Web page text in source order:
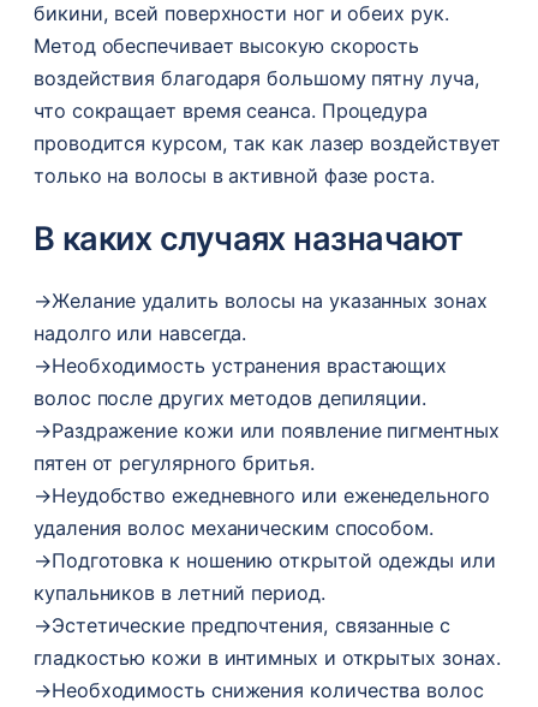
бикини, всей поверхности ног и обеих рук.
Метод обеспечивает высокую скорость
воздействия благодаря большому пятну луча,
что сокращает время сеанса. Процедура
проводится курсом, так как лазер воздействует
только на волосы в активной фазе роста.
В каких случаях назначают
→Желание удалить волосы на указанных зонах
надолго или навсегда.
→Необходимость устранения врастающих
волос после других методов депиляции.
→Раздражение кожи или появление пигментных
пятен от регулярного бритья.
→Неудобство ежедневного или еженедельного
удаления волос механическим способом.
→Подготовка к ношению открытой одежды или
купальников в летний период.
→Эстетические предпочтения, связанные с
гладкостью кожи в интимных и открытых зонах.
→Необходимость снижения количества волос